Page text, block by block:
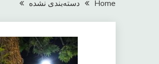
Home دسته‌بندی نشده